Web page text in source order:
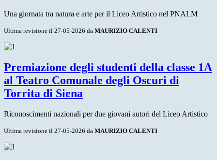
Una giornata tra natura e arte per il Liceo Artistico nel PNALM
Ultima revisione il 27-05-2026 da MAURIZIO CALENTI
Premiazione degli studenti della classe 1A
al Teatro Comunale degli Oscuri di
Torrita di Siena
Riconoscimenti nazionali per due giovani autori del Liceo Artistico
Ultima revisione il 27-05-2026 da MAURIZIO CALENTI